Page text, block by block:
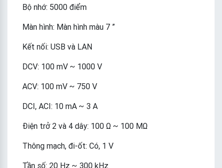
Bộ nhớ: 5000 điểm
Màn hình: Màn hình màu 7 ”
Kết nối: USB và LAN
DCV: 100 mV ~ 1000 V
ACV: 100 mV ~ 750 V
DCI, ACI: 10 mA ~ 3 A
Điện trở 2 và 4 dây: 100 Ω ~ 100 MΩ
Thông mạch, đi-ốt: Có, 1 V
Tần số: 20 Hz ~ 300 kHz